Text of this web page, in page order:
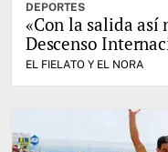
DEPORTES
«Con la salida así
Descenso
EL FIELATO Y EL NORA